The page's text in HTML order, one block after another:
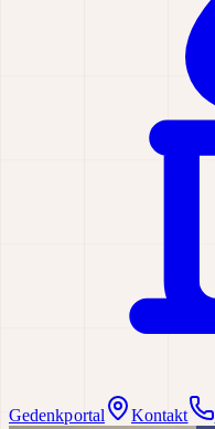
Gedenkportal Kontakt